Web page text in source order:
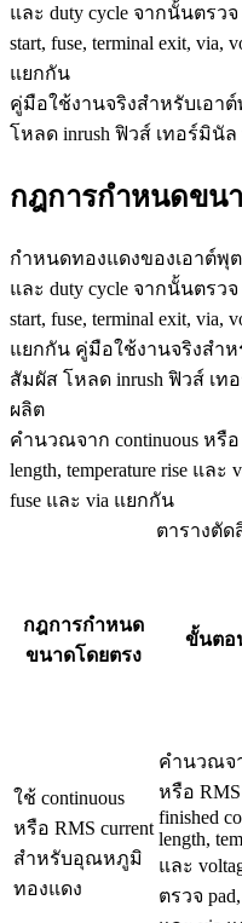
และ duty cycle จากนั้นตรวจ
start, fuse, terminal exit,
แยกกัน
คู่มือใช้งานจริงสำหรับเอา
โหลด inrush ฟิวส์ เทอร์มินั
กฎการกำหนดขน
กำหนดทองแดงของเอาต์พุ
และ duty cycle จากนั้นตรวจ
start, fuse, terminal exit,
แยกกัน คู่มือใช้งานจริงสำห
สัมผัส โหลด inrush ฟิวส์ เท
ผลิต
คำนวณจาก continuous หรือ
length, temperature rise และ
fuse และ via แยกกัน
ตารางตัด
กฎการกำหนด
ขนาดโดยตรง
ขั้นตอ
ใช้ continuous
หรือ RMS current
สำหรับอุณหภูมิ
ทองแดง
คำนวณจา
หรือ RMS
finished
length,
และ
ตรวจ